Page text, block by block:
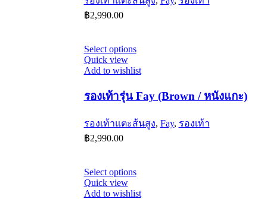
product
฿2,990.00
Select optionsThis
has
variants.
The
may
product
Quick view
Add to wishlist
รองเท้ารุ่น Fay (Brown / หนังแกะ)
รองเท้าแตะส้นสูง, Fay, รองเท้า
฿2,990.00
Select optionsThis
has
Quick view
Add to wishlist